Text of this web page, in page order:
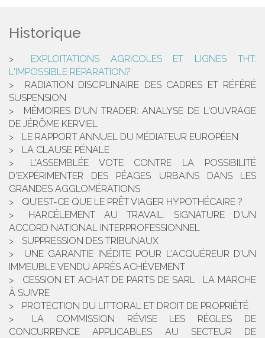
Historique
EXPLOITATIONS AGRICOLES ET LIGNES THT:
L'IMPOSSIBLE RÉPARATION?
RADIATION DISCIPLINAIRE DES CADRES ET RÉFÉRÉ
SUSPENSION
MÉMOIRES D'UN TRADER: ANALYSE DE L'OUVRAGE
DE JÉRÔME KERVIEL
LE RAPPORT ANNUEL DU MÉDIATEUR EUROPÉEN
LA CLAUSE PÉNALE
L'ASSEMBLÉE VOTE CONTRE LA POSSIBILITÉ
D'EXPÉRIMENTER DES PÉAGES URBAINS DANS LES
GRANDES AGGLOMÉRATIONS
QU’EST-CE QUE LE PRÊT VIAGER HYPOTHÉCAIRE ?
HARCÈLEMENT AU TRAVAIL: SIGNATURE D'UN
ACCORD NATIONAL INTERPROFESSIONNEL
SUPPRESSION DES TRIBUNAUX
UNE GARANTIE INÉDITE POUR L'ACQUÉREUR D'UN
IMMEUBLE VENDU APRÈS ACHÈVEMENT
CESSION ET ACHAT DE PARTS DE SARL : LA MARCHE
À SUIVRE
PROTECTION DU LITTORAL ET DROIT DE PROPRIÉTÉ
LA COMMISSION RÉVISE LES RÈGLES DE
CONCURRENCE APPLICABLES AU SECTEUR DE